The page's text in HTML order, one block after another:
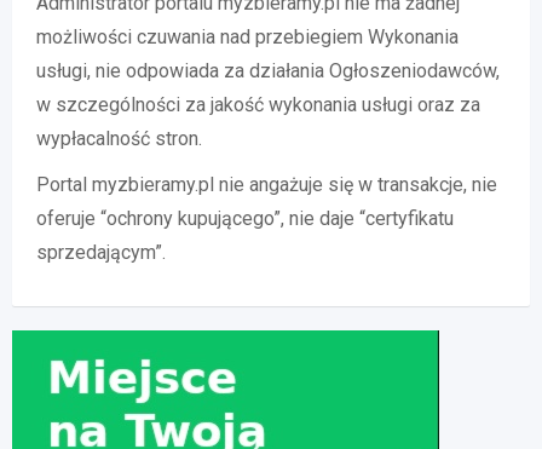
możliwości czuwania nad przebiegiem Wykonania
usługi, nie odpowiada za działania Ogłoszeniodawców,
w szczególności za jakość wykonania usługi oraz za
wypłacalność stron.
Portal myzbieramy.pl nie angażuje się w transakcje, nie
oferuje “ochrony kupującego”, nie daje “certyfikatu
sprzedającym”.